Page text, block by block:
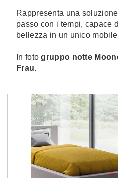
Rappresenta una
passo con i tempi, capace
bellezza in un unico mobile.
In foto gruppo notte
Frau.